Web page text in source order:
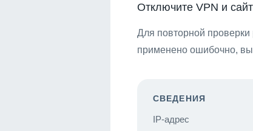
Отключите VPN и
Для повторной проверки
применено ошибочно,
СВЕДЕНИЯ
IP-адрес